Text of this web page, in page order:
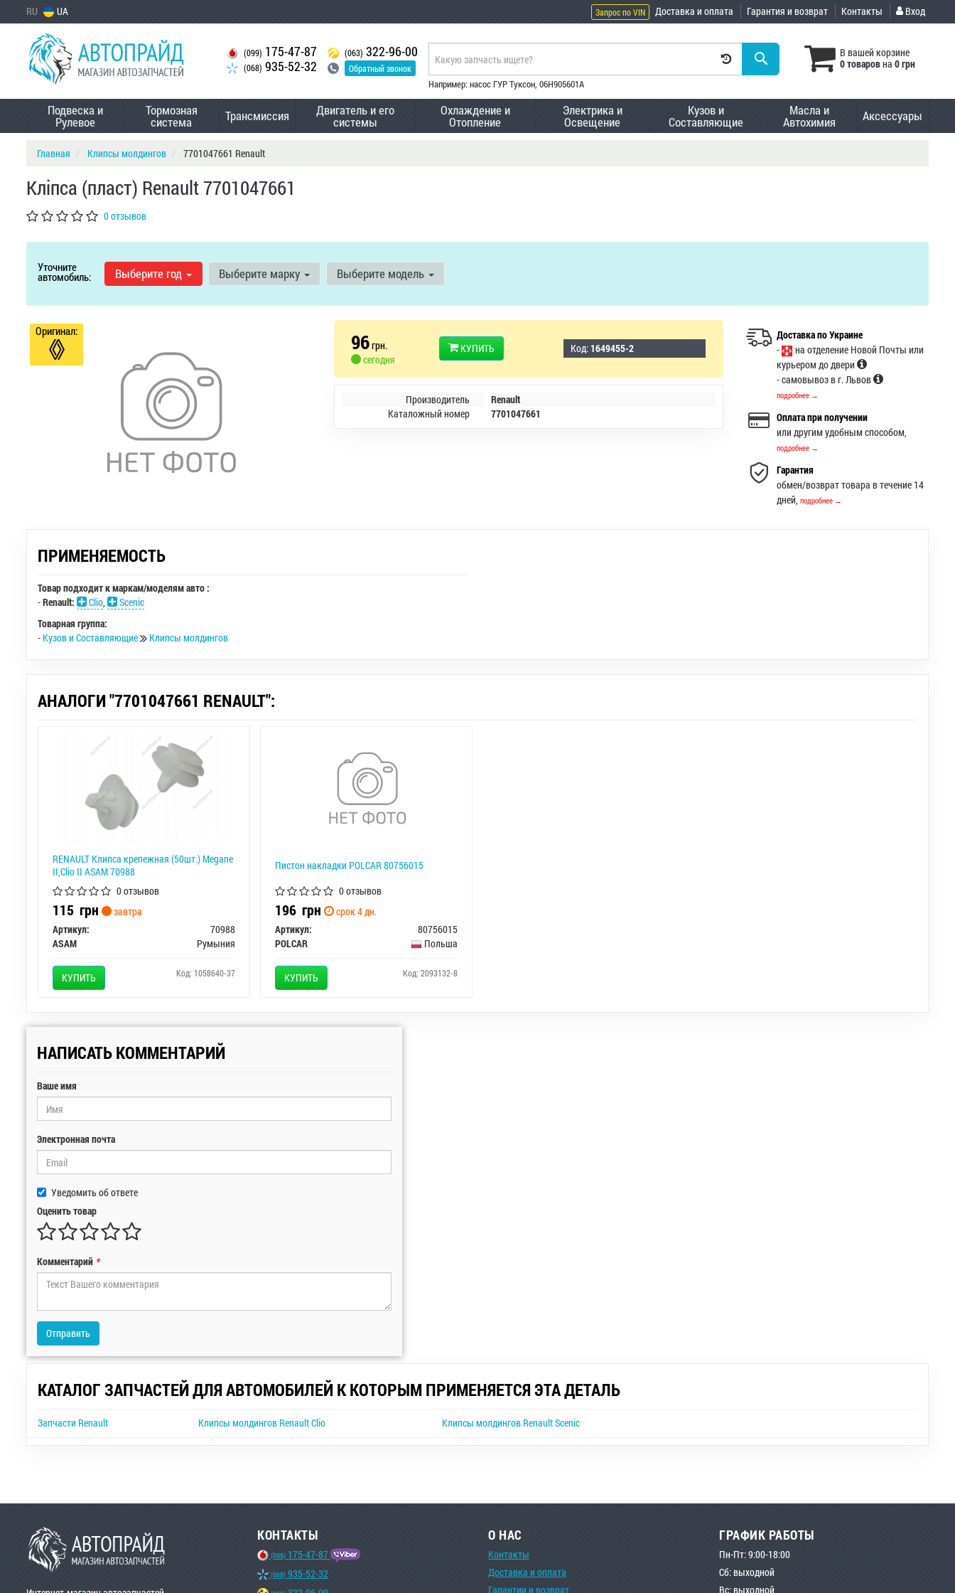
RU UA Запрос по VIN Доставка и оплата Гарантия и возврат Контакты Вход
(099) 175-47-87
(068) 935-52-32
(063) 322-96-00
Обратный звонок
В вашей корзине
0 товаровна 0 грн
Например: насос ГУР Туксон, 06H905601A
Подвеска и
Рулевое
Тормозная
система Трансмиссия Двигатель и его
системы
Охлаждение и
Отопление
Электрика и
Освещение
Кузов и
Составляющие
Масла и
Автохимия Аксессуары
Главная Клипсы молдингов 7701047661 Renault
Кліпса (пласт) Renault 7701047661
0 отзывов
Уточните
автомобиль: Выберите год Выберите марку Выберите модель
Оригинал: 96грн.
сегодня
КУПИТЬ Код: 1649455-2
Производитель
Renault
Каталожный номер
7701047661
Доставка по Украине
-
на отделение Новой Почты или
курьером до двери
- самовывоз в г. Львов
подробнее →
Оплата при получении
или другим удобным способом,
подробнее →
Гарантия
обмен/возврат товара в течение 14
дней,подробнее →
ПРИМЕНЯЕМОСТЬ
Товар подходит к маркам/моделям авто :
-Renault: Clio,
Scenic
Товарная группа:
- Кузов и Составляющие Клипсы молдингов
АНАЛОГИ "7701047661 RENAULT":
RENAULT Клипса крепежная (50шт.) Megane
II,Clio II ASAM 70988
0 отзывов
115 грн
завтра
Артикул:
70988
ASAM
Румыния
КУПИТЬ Код: 1058640-37
Пистон накладки POLCAR 80756015
0 отзывов
196 грн
срок 4 дн.
Артикул:
80756015
POLCAR
Польша
КУПИТЬ Код: 2093132-8
НАПИСАТЬ КОММЕНТАРИЙ
Ваше имя
Электронная почта
Уведомить об ответе
Оценить товар
Комментарий *
Отправить
КАТАЛОГ ЗАПЧАСТЕЙ ДЛЯ АВТОМОБИЛЕЙ К КОТОРЫМ ПРИМЕНЯЕТСЯ ЭТА ДЕТАЛЬ
Запчасти Renault Клипсы молдингов Renault Clio Клипсы молдингов Renault Scenic
КОНТАКТЫ
(099) 175-47-87
(068) 935-52-32
О НАС
Контакты
Доставка и оплата
Гарантии и возврат
ГРАФИК РАБОТЫ
Пн-Пт: 9:00-18:00
Сб: выходной
Вс: выходной